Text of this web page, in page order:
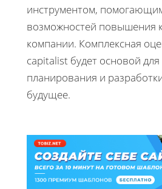
инструментом,
возможностей повышения
компании. Комплексная
capitalist будет основой для
планирования и
будущее.